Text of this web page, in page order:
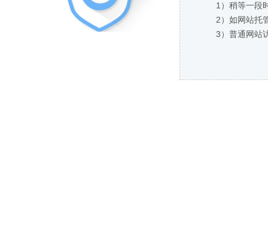
1）稍等一段
2）如网站托
3）普通网站